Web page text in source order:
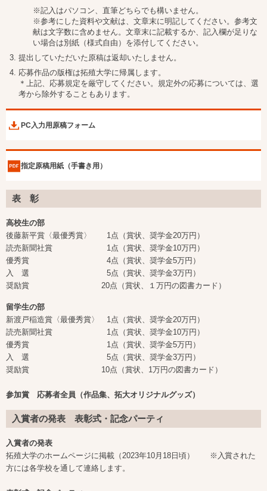
※記入はパソコン、直筆どちらでも構いません。
※参考にした資料や文献は、文章末に明記してください。参考文
献は文字数に含めません。文章末に記載するか、記入欄が足りな
い場合は別紙（様式自由）を添付してください。
提出していただいた原稿は返却いたしません。
応募作品の版権は拓殖大学に帰属します。
＊上記、応募規定を厳守してください。規定外の応募については、選
考から除外することもあります。
PC入力用原稿フォーム
指定原稿用紙（手書き用）
表 彰
高校生の部
後藤新平賞〈最優秀賞〉 1点（賞状、奨学金20万円）
読売新聞社賞 1点（賞状、奨学金10万円）
優秀賞 4点（賞状、奨学金5万円）
入 選 5点（賞状、奨学金3万円）
奨励賞 20点（賞状、１万円の図書カード）
留学生の部
新渡戸稲造賞〈最優秀賞〉 1点（賞状、奨学金20万円）
読売新聞社賞 1点（賞状、奨学金10万円）
優秀賞 1点（賞状、奨学金5万円）
入 選 5点（賞状、奨学金3万円）
奨励賞 10点（賞状、1万円の図書カード）
参加賞 応募者全員（作品集、拓大オリジナルグッズ）
入賞者の発表 表彰式・記念パーティ
入賞者の発表
拓殖大学のホームページに掲載（2023年10月18日頃） ※入賞された
方には各学校を通して連絡します。